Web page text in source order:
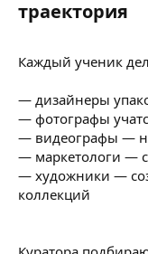
траектория
Каждый ученик
— дизайнеры
— фотографы
— видеографы —
— маркетологи —
— художники —
коллекций